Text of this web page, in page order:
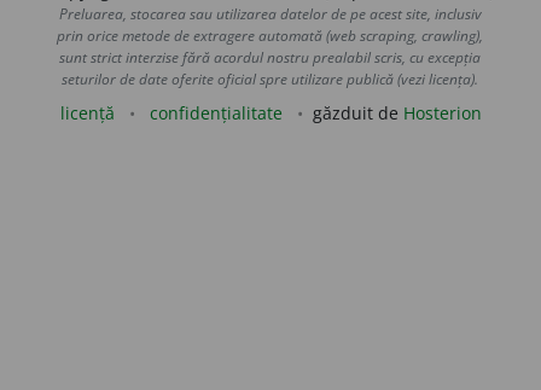
Preluarea, stocarea sau utilizarea datelor de pe acest site, inclusiv
prin orice metode de extragere automată (web scraping, crawling),
sunt strict interzise fără acordul nostru prealabil scris, cu excepția
seturilor de date oferite oficial spre utilizare publică (vezi licența).
licență confidențialitate găzduit de Hosterion